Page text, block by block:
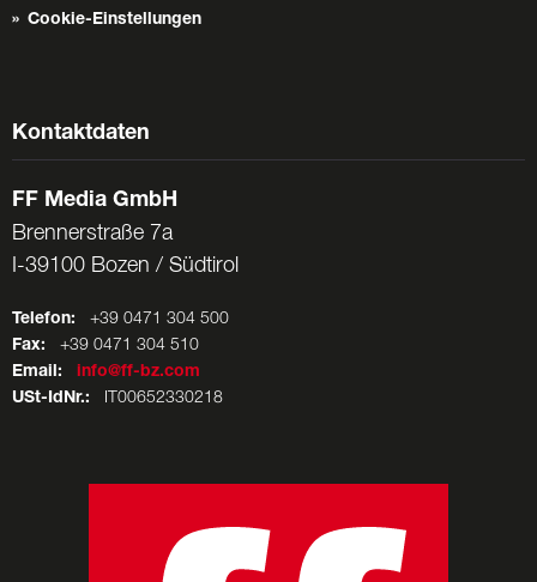
Cookie-Einstellungen
Kontaktdaten
FF Media GmbH
Brennerstraße 7a
I-39100 Bozen / Südtirol
Telefon: +39 0471 304 500
Fax: +39 0471 304 510
Email:
info@ff-bz.com
USt-IdNr.: IT00652330218